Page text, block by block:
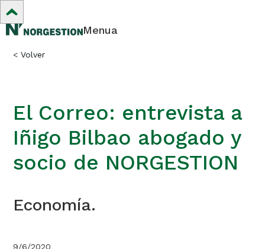
Menua
< Volver
El Correo: entrevista a
Iñigo Bilbao abogado y
socio de NORGESTION
Economía.
9/6/2020